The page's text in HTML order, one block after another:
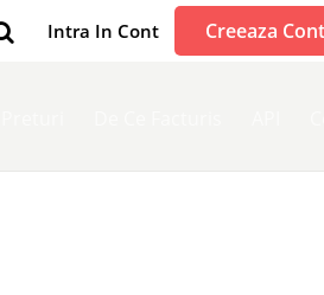
Intra In Cont Creeaza